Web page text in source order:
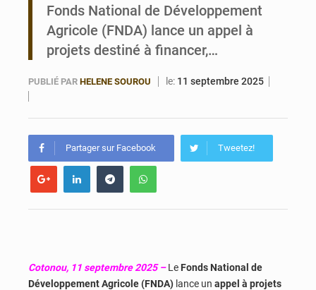
Fonds National de Développement
Agricole (FNDA) lance un appel à
projets destiné à financer,…
PUBLIÉ PAR HELENE SOUROU le: 11 septembre 2025
Partager sur Facebook Tweetez!
Cotonou, 11 septembre 2025 –Le Fonds National de
Développement Agricole (FNDA) lance un appel à projets